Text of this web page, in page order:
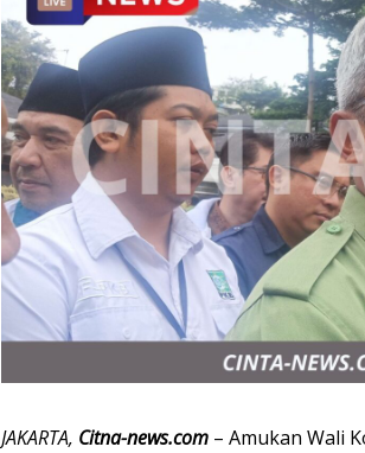
JAKARTA, Citna-news.com – Amukan Wali